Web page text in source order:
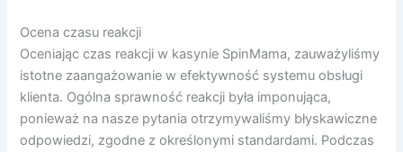
Ocena czasu reakcji
Oceniając czas reakcji w kasynie SpinMama, zauważyliśmy
istotne zaangażowanie w efektywność systemu obsługi
klienta. Ogólna sprawność reakcji była imponująca,
ponieważ na nasze pytania otrzymywaliśmy błyskawiczne
odpowiedzi, zgodne z określonymi standardami. Podczas